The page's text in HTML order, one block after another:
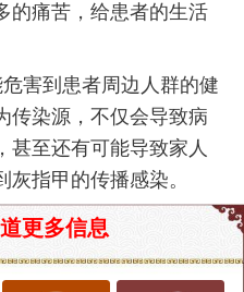
的痛苦，给患者的生活
到患者周边人群的健
传染源，不仅会导致病
甚至还有可能导致家人
指甲的传播感染。
更多信息